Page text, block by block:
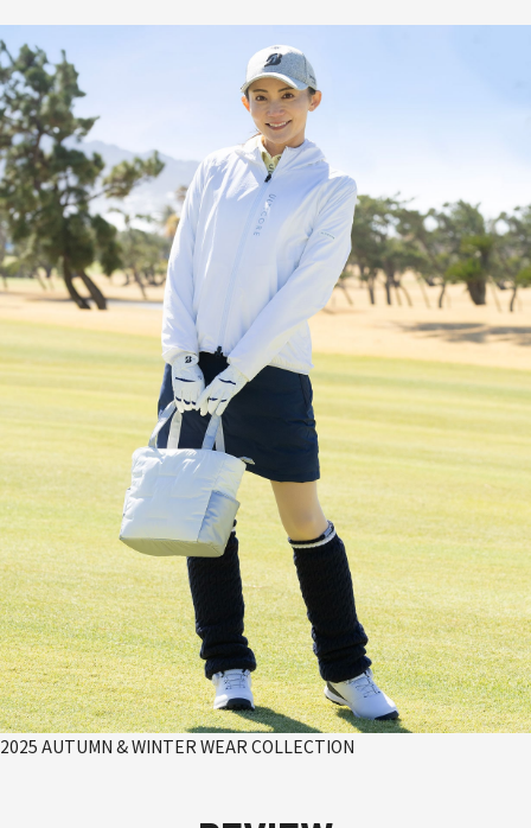
2025 AUTUMN & WINTER WEAR COLLECTION